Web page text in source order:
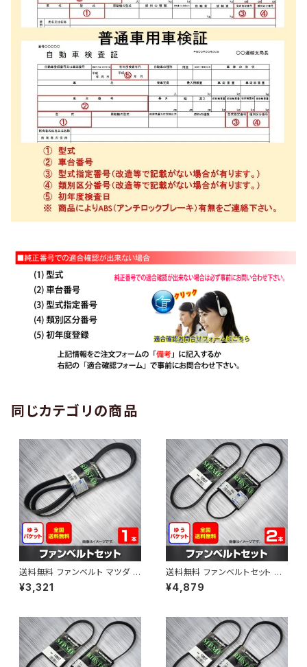
同じカテゴリの商品
送料無料 ファンベルト マツダ C
X-3 型式DK5AW H28.10～H
30.05 （国内トップメーカー） 1
¥3,321
送料無料 ファンベルトセット マ
ツダ カペラ 型式GF8P H11.09
～H14.03 （国内トップメーカ
¥4,879